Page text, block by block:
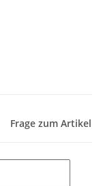
Frage zum Artikel